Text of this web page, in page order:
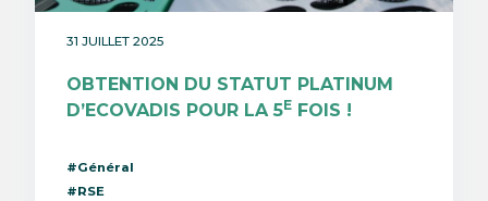
31 JUILLET 2025
OBTENTION DU STATUT PLATINUM
D’ECOVADIS POUR LA 5EFOIS !
#Général
#RSE